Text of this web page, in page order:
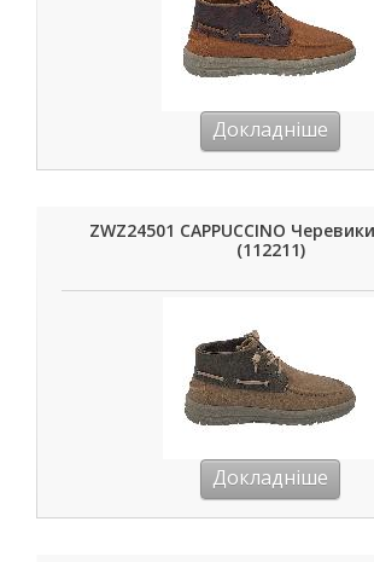
Докладніше
ZWZ24501 CAPPUCCINO
(112211)
Докладніше